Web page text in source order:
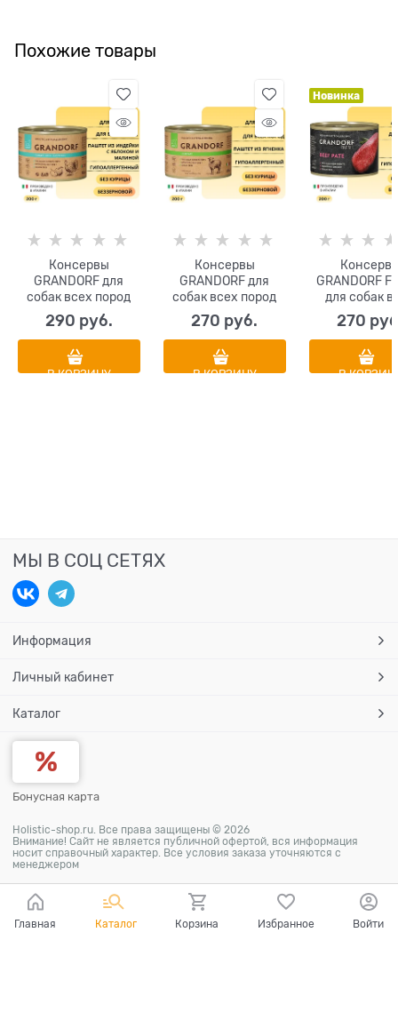
Похожие товары
Консервы
GRANDORF для
собак всех пород
Паштет из индейки
с яблоком и
290 руб.
В КОРЗИНУ
Консервы
GRANDORF для
собак всех пород
Паштет из ягненка
270 руб.
В КОРЗИНУ
Новинка
GRANDORF
для собак
пород
270
В
МЫ В СОЦ СЕТЯХ
Информация
Личный кабинет
Каталог
Бонусная карта
Holistic-shop.ru. Все права защищены © 2026
Внимание! Сайт не является публичной офертой, вся информация
носит справочный характер. Все условия заказа уточняются с
менеджером
Главная Каталог Корзина Избранное Войти